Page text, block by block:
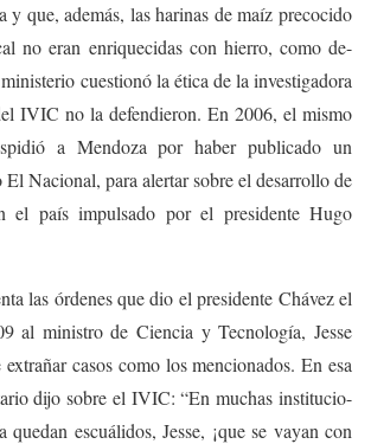
y que, además, las harinas de maíz precocido
no eran enriquecidas con hierro, como de-
cuestionó la ética de la investigadora
IVIC no la defendieron. En 2006, el mismo
a Mendoza por haber publicado un
Nacional, para alertar sobre el desarrollo de
el país impulsado por el presidente Hugo
las órdenes que dio el presidente Chávez el
al ministro de Ciencia y Tecnología, Jesse
casos como los mencionados. En esa
dijo sobre el IVIC: “En muchas institucio-
quedan escuálidos, Jesse, ¡que se vayan con